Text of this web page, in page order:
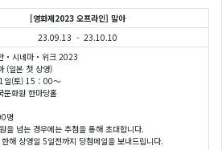
[영화제2023 오프라인] 말아
23.09.13 - 23.10.10
・시네마・위크 2023
(일본 첫 상영)
일(토) 15：00～
문화원 한마당홀
명
을 넘는 경우에는 추첨을 통해 초대합니다.
해 상영일 5일전까지 당첨메일을 보내드립니다.